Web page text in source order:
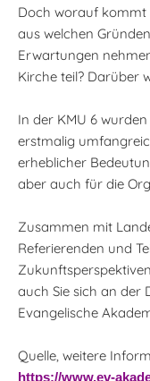
Doch worauf kommt
aus welchen
Erwartungen
Kirche teil? Darüber
In der KMU 6
erstmalig
erheblicher
aber auch für die
Zusammen mit
Referierenden und
auch Sie sich an der
Evangelische
Quelle, weitere
https://www.ev-